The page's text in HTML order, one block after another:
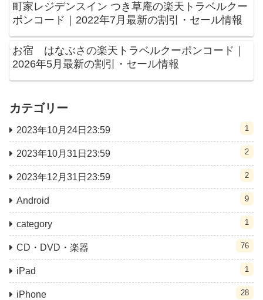
町家レジデンスイン つき草庵の楽天トラベルクー
ポンコード｜2022年7月最新の割引・セール情報
お宿 はなぶさの楽天トラベルクーポンコード｜
2026年5月最新の割引・セール情報
カテゴリー
2023年10月24日23:59 1
2023年10月31日23:59 2
2023年12月31日23:59 2
Android 9
category 1
CD・DVD・楽器 76
iPad 1
iPhone 28